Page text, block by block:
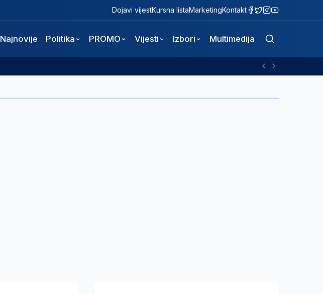
Dojavi vijestKursna listaMarketingKontakt
Najnovije Politika PROMO Vijesti Izbori Multimedija